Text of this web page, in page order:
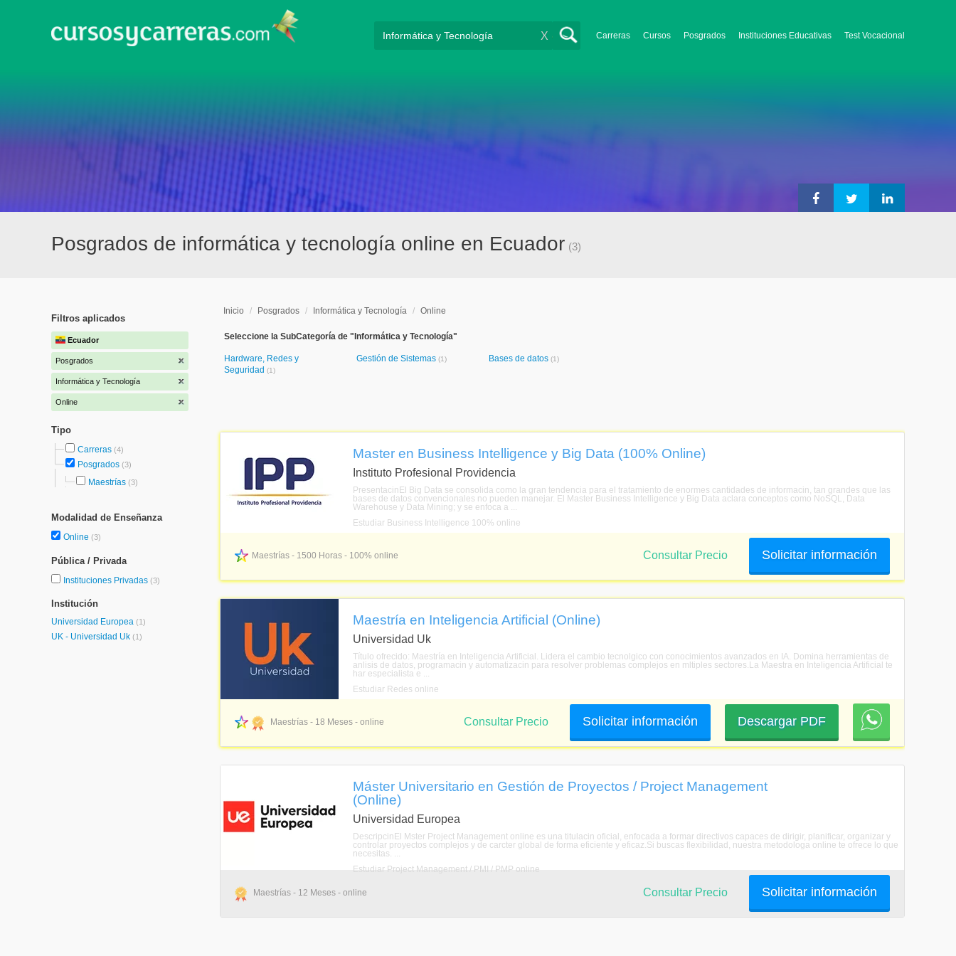
Carreras Cursos Posgrados Instituciones Educativas Test Vocacional
X
Posgrados de informática y tecnología online en Ecuador (3)
Filtros aplicados
Ecuador
Posgrados
Informática y Tecnología
Online
Tipo
Carreras (4)
Posgrados (3)
Maestrías (3)
Modalidad de Enseñanza
Online (3)
Pública / Privada
Instituciones Privadas (3)
Institución
Universidad Europea (1)
UK - Universidad Uk (1)
Inicio / Posgrados / Informática y Tecnología / Online
Seleccione la SubCategoría de "Informática y Tecnología"
Hardware, Redes y
Seguridad (1)
Gestión de Sistemas (1) Bases de datos (1)
Master en Business Intelligence y Big Data (100% Online)
Instituto Profesional Providencia
PresentacinEl Big Data se consolida como la gran tendencia para el tratamiento de enormes cantidades de informacin, tan grandes que las
bases de datos convencionales no pueden manejar. El Master Business Intelligence y Big Data aclara conceptos como NoSQL, Data
Warehouse y Data Mining; y se enfoca a ...
Estudiar Business Intelligence 100% online
Maestrías - 1500 Horas - 100% online Solicitar información
Consultar Precio
Maestría en Inteligencia Artificial (Online)
Universidad Uk
Título ofrecido: Maestría en Inteligencia Artificial. Lidera el cambio tecnolgico con conocimientos avanzados en IA. Domina herramientas de
anlisis de datos, programacin y automatizacin para resolver problemas complejos en mltiples sectores.La Maestra en Inteligencia Artificial te
har especialista e ...
Estudiar Redes online
Maestrías - 18 Meses - online Descargar PDF
Solicitar información
Consultar Precio
Máster Universitario en Gestión de Proyectos / Project Management
(Online)
Universidad Europea
DescripcinEl Mster Project Management online es una titulacin oficial, enfocada a formar directivos capaces de dirigir, planificar, organizar y
controlar proyectos complejos y de carcter global de forma eficiente y eficaz.Si buscas flexibilidad, nuestra metodologa online te ofrece lo que
necesitas. ...
Estudiar Project Management / PMI / PMP online
Maestrías - 12 Meses - online Solicitar información
Consultar Precio